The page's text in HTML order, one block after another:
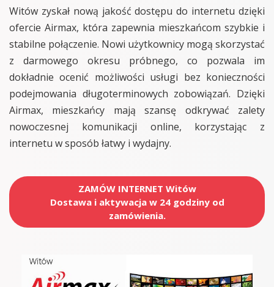
Witów zyskał nową jakość dostępu do internetu dzięki
ofercie Airmax, która zapewnia mieszkańcom szybkie i
stabilne połączenie. Nowi użytkownicy mogą skorzystać
z darmowego okresu próbnego, co pozwala im
dokładnie ocenić możliwości usługi bez konieczności
podejmowania długoterminowych zobowiązań. Dzięki
Airmax, mieszkańcy mają szansę odkrywać zalety
nowoczesnej komunikacji online, korzystając z
internetu w sposób łatwy i wydajny.
ZAMÓW INTERNET Witów
Dostawa i aktywacja w 24 godziny od
zamówienia.